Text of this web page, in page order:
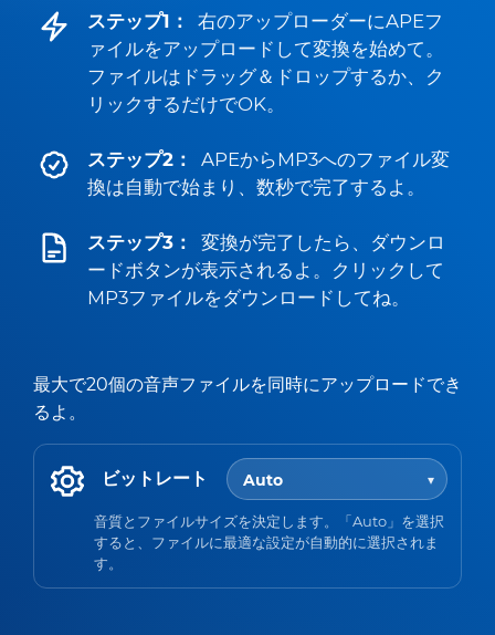
ステップ1：
右のアップローダーにAPEフ
ァイルをアップロードして変換を始めて。
ファイルはドラッグ＆ドロップするか、ク
リックするだけでOK。
ステップ2：
APEからMP3へのファイル変
換は自動で始まり、数秒で完了するよ。
ステップ3：
変換が完了したら、ダウンロ
ードボタンが表示されるよ。クリックして
MP3ファイルをダウンロードしてね。
最大で20個の音声ファイルを同時にアップロードでき
るよ。
ビットレート
音質とファイルサイズを決定します。「Auto」を選択
すると、ファイルに最適な設定が自動的に選択されま
す。